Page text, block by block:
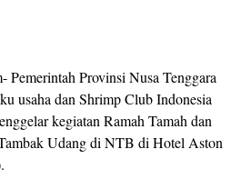
Provinsi Nusa Tenggara
usaha dan Shrimp Club Indonesia
kegiatan Ramah Tamah dan
Udang di NTB di Hotel Aston